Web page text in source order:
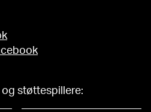
støttespillere: